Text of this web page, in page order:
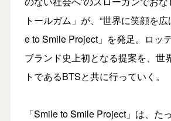
トールガム」が、“世界に笑顔を
e to Smile Project」を発足。ロッ
ブランド史上初となる提案を、世
トであるBTSと共に行っていく。
「Smile to Smile Project」は、た